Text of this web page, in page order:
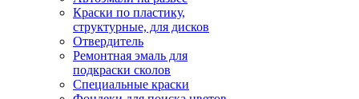
Краски по пластику,
структурные, для дисков
Отвердитель
Ремонтная эмаль для
подкраски сколов
Специальные краски